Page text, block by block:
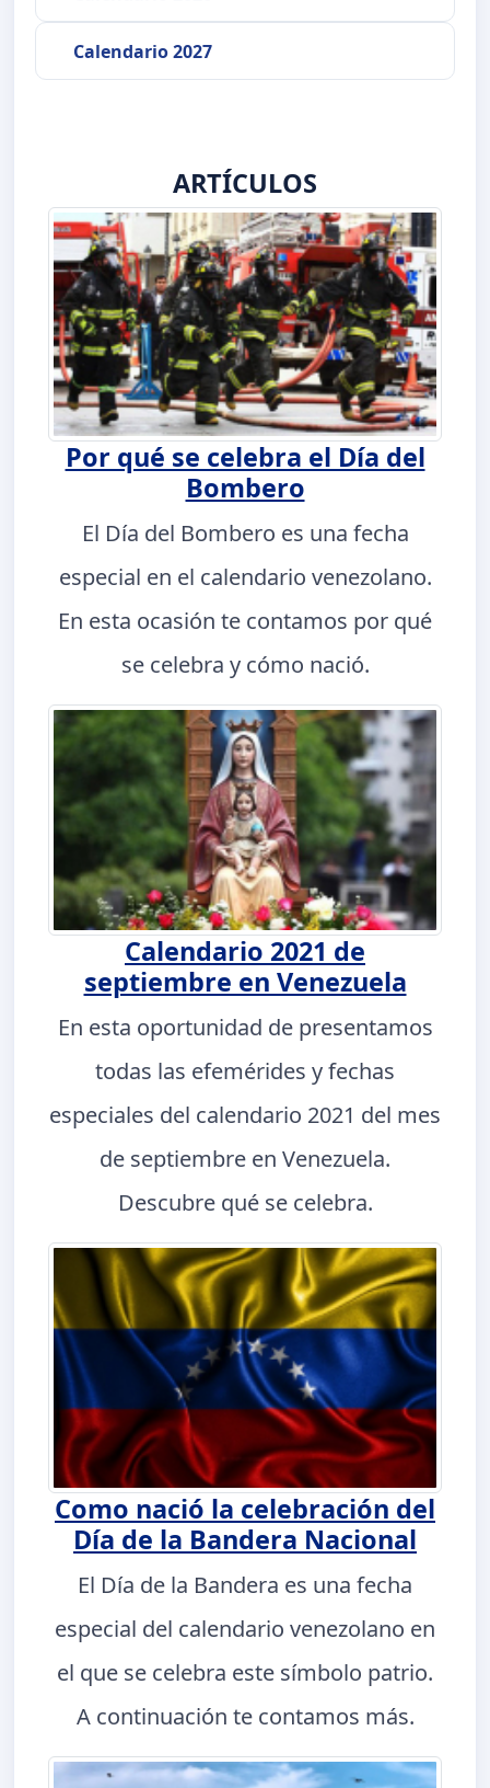
Calendario 2027
ARTÍCULOS
Por qué se celebra el Día del
Bombero
El Día del Bombero es una fecha
especial en el calendario venezolano.
En esta ocasión te contamos por qué
se celebra y cómo nació.
Calendario 2021 de
septiembre en Venezuela
En esta oportunidad de presentamos
todas las efemérides y fechas
especiales del calendario 2021 del mes
de septiembre en Venezuela.
Descubre qué se celebra.
Como nació la celebración del
Día de la Bandera Nacional
El Día de la Bandera es una fecha
especial del calendario venezolano en
el que se celebra este símbolo patrio.
A continuación te contamos más.